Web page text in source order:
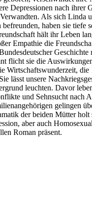
Depressionen nach ihrer
Als sich Linda
haben sie tiefe
hält ihr Leben
Empathie die
Geschichte
flicht sie die
Wirtschaftswunderzeit, die
lässt unsere
leuchten. Davor
und Sehnsucht nach
gelingen
der beiden Mütter holt
aber auch
Roman präsent.